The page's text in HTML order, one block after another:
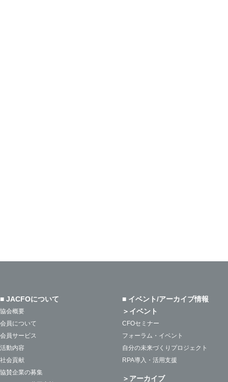
■ JACFOについて
協会概要
会員について
会員サービス
活動内容
社会貢献
協賛企業の募集
■ イベント/アーカイブ情報
＞イベント
CFOセミナー
フォーラム・イベント
自分の未来づくりプロジェクト
RPA導入・活用支援
＞アーカイブ